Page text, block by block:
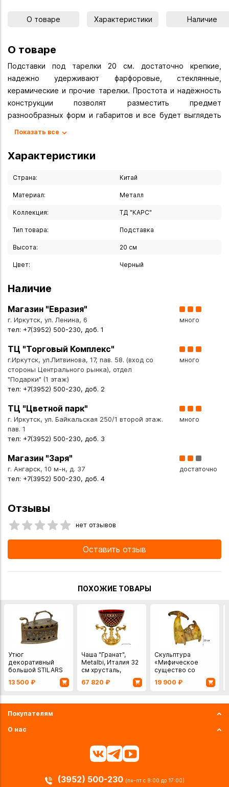
О товаре Характеристики Наличие
О товаре
Подставки под тарелки 20 см. достаточно крепкие,
надежно удерживают фарфоровые, стеклянные,
керамические и прочие тарелки. Простота и надёжность
конструкции позволят разместить предмет
разнообразных форм и габаритов и все будет выглядеть
презентабельно и аккуратно!
демонстрации картин небольшого размера, поделок,
рисунков детей и т.д. Подставки для сувенирной
продукции отлично впишутся в любой интерьер.
Вы можете купить Подставка под тарелки 20 см в
указанных ниже магазинах в Иркутске и в Ангарске, а
курьером по Иркутску или транспортной компанией по
всей России.
Показать все
Характеристики
Страна: Китай
Материал: Металл
Коллекция: ТД "КАРС"
Тип товара: Подставка
Высота: 20 см
Цвет: Черный
Наличие
Магазин "Евразия"
г. Иркутск, ул. Ленина, 6
тел: +7(3952) 500-230, доб. 1
много
ТЦ "Торговый Комплекс"
г.Иркутск, ул.Литвинова, 17, пав. 58. (вход со
стороны Центрального рынка), отдел
"Подарки" (1 этаж)
тел: +7(3952) 500-230, доб. 2
много
ТЦ "Цветной парк"
г. Иркутск, ул. Байкальская 250/1 второй этаж.
пав. 1
тел: +7(3952) 500-230, доб. 3
много
Магазин "Заря"
г. Ангарск, 10 м-н, д. 37
тел: +7(3952) 500-230, доб. 4
достаточно
Отзывы
нет отзывов
Оставить отзыв
ПОХОЖИЕ ТОВАРЫ
Утюг
декоративный
большой STILARS
13 500 ₽
Чаша "Гранат",
Metalbi, Италия 32
см хрусталь,
67 820 ₽
Скульптура
«Мифическое
существо со
девочкой», 29 см.
19 900 ₽
Покупателям
О нас
(3952) 500-230 (пн-пт с 8:00 до 17:00)